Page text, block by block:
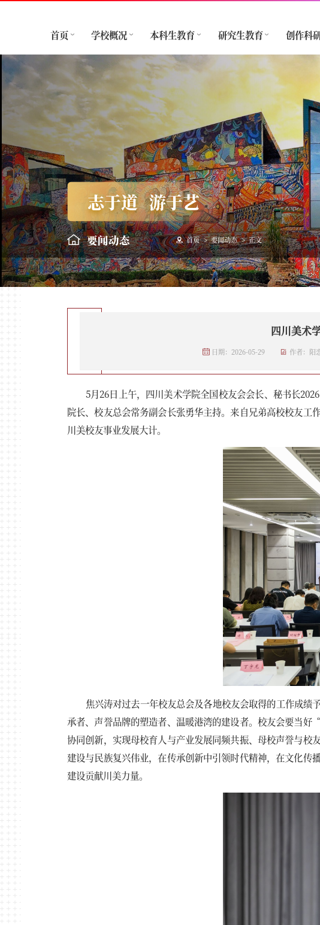
首页 学校概况 本科生教育 研究生教育 创作科
志于道 游于艺
要闻动态 首页 > 要闻动态 > 正文
四川美术
日期：2026-05-29 作者：阳
5月26日上午，四川美术学院全国校友会会长、秘书长
院长、校友总会常务副会长张勇华主持。来自兄弟高校校友
川美校友事业发展大计。
焦兴涛对过去一年校友总会及各地校友会取得的工作成
承者、声誉品牌的塑造者、温暖港湾的建设者。校友会要当
协同创新，实现母校育人与产业发展同频共振、母校声誉与
建设与民族复兴伟业，在传承创新中引领时代精神，在文化
建设贡献川美力量。